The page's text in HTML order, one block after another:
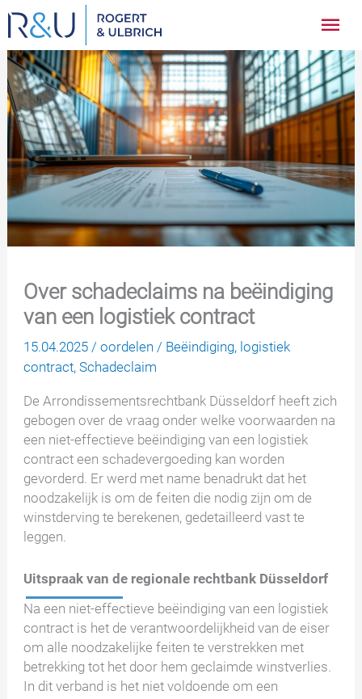
Ga
naar
inhoud
Over schadeclaims na beëindiging
van een logistiek contract
15.04.2025/oordelen / Beëindiging, logistiek
contract,Schadeclaim
De Arrondissementsrechtbank Düsseldorf heeft zich
gebogen over de vraag onder welke voorwaarden na
een niet-effectieve beëindiging van een logistiek
contract een schadevergoeding kan worden
gevorderd. Er werd met name benadrukt dat het
noodzakelijk is om de feiten die nodig zijn om de
winstderving te berekenen, gedetailleerd vast te
leggen.
Uitspraak van de regionale rechtbank Düsseldorf
Na een niet-effectieve beëindiging van een logistiek
contract is het de verantwoordelijkheid van de eiser
om alle noodzakelijke feiten te verstrekken met
betrekking tot het door hem geclaimde winstverlies.
In dit verband is het niet voldoende om een